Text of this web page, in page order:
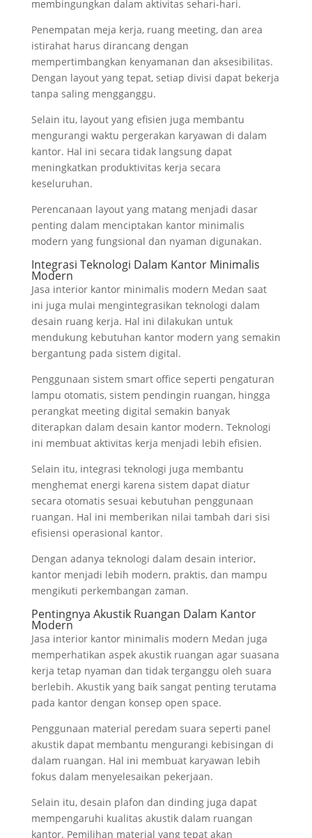
membingungkan dalam aktivitas sehari-hari.
Penempatan meja kerja, ruang meeting, dan area
istirahat harus dirancang dengan
mempertimbangkan kenyamanan dan aksesibilitas.
Dengan layout yang tepat, setiap divisi dapat bekerja
tanpa saling mengganggu.
Selain itu, layout yang efisien juga membantu
mengurangi waktu pergerakan karyawan di dalam
kantor. Hal ini secara tidak langsung dapat
meningkatkan produktivitas kerja secara
keseluruhan.
Perencanaan layout yang matang menjadi dasar
penting dalam menciptakan kantor minimalis
modern yang fungsional dan nyaman digunakan.
Integrasi Teknologi Dalam Kantor Minimalis
Modern
Jasa interior kantor minimalis modern Medan saat
ini juga mulai mengintegrasikan teknologi dalam
desain ruang kerja. Hal ini dilakukan untuk
mendukung kebutuhan kantor modern yang semakin
bergantung pada sistem digital.
Penggunaan sistem smart office seperti pengaturan
lampu otomatis, sistem pendingin ruangan, hingga
perangkat meeting digital semakin banyak
diterapkan dalam desain kantor modern. Teknologi
ini membuat aktivitas kerja menjadi lebih efisien.
Selain itu, integrasi teknologi juga membantu
menghemat energi karena sistem dapat diatur
secara otomatis sesuai kebutuhan penggunaan
ruangan. Hal ini memberikan nilai tambah dari sisi
efisiensi operasional kantor.
Dengan adanya teknologi dalam desain interior,
kantor menjadi lebih modern, praktis, dan mampu
mengikuti perkembangan zaman.
Pentingnya Akustik Ruangan Dalam Kantor
Modern
Jasa interior kantor minimalis modern Medan juga
memperhatikan aspek akustik ruangan agar suasana
kerja tetap nyaman dan tidak terganggu oleh suara
berlebih. Akustik yang baik sangat penting terutama
pada kantor dengan konsep open space.
Penggunaan material peredam suara seperti panel
akustik dapat membantu mengurangi kebisingan di
dalam ruangan. Hal ini membuat karyawan lebih
fokus dalam menyelesaikan pekerjaan.
Selain itu, desain plafon dan dinding juga dapat
mempengaruhi kualitas akustik dalam ruangan
kantor. Pemilihan material yang tepat akan